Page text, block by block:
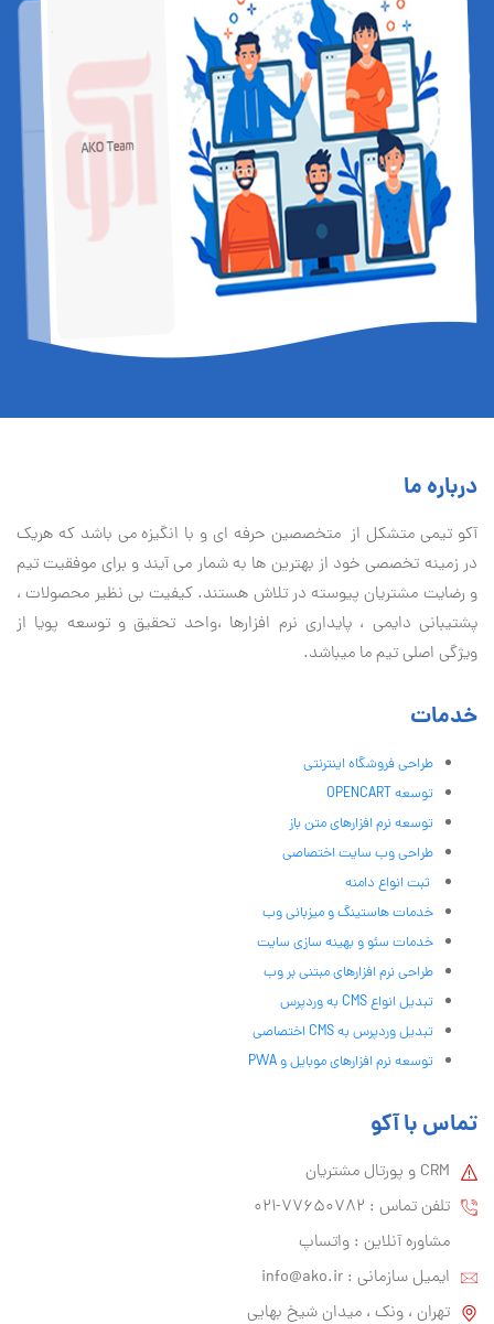
درباره ما
آكو تيمی متشکل از متخصصین حرفه ای و با انگیزه می باشد که هریک
در زمینه تخصصی خود از بهترین ها به شمار می آیند و برای موفقیت تيم
و رضایت مشتریان پیوسته در تلاش هستند. کیفیت بی نظير محصولات ،
پشتیبانی دايمی ، پایداری نرم افزارها ،واحد تحقیق و توسعه پویا از
ویژگی اصلی تیم ما میباشد.
خدمات
طراحی فروشگاه اینترنتی
توسعه OPENCART
توسعه نرم افزارهای متن باز
طراحی وب سایت اختصاصی
ثبت انواع دامنه
خدمات هاستینگ و میزبانی وب
خدمات سئو و بهینه سازی سایت
طراحی نرم افزارهای مبتنی بر وب
تبدیل انواع CMS به وردپرس
تبدیل وردپرس به CMS اختصاصی
توسعه نرم افزارهای موبایل و PWA
تماس با آکو
CRM و پورتال مشتریان
تلفن تماس :‌ 77650782-021
مشاوره آنلاین : واتساپ
ایمیل سازمانی :‌ info@ako.ir
تهران ، ونک ، میدان شیخ بهایی